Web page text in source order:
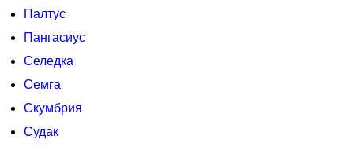
Палтус
Пангасиус
Селедка
Семга
Скумбрия
Судак